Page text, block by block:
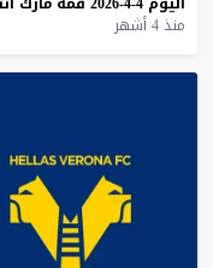
منذ 4 أشهر